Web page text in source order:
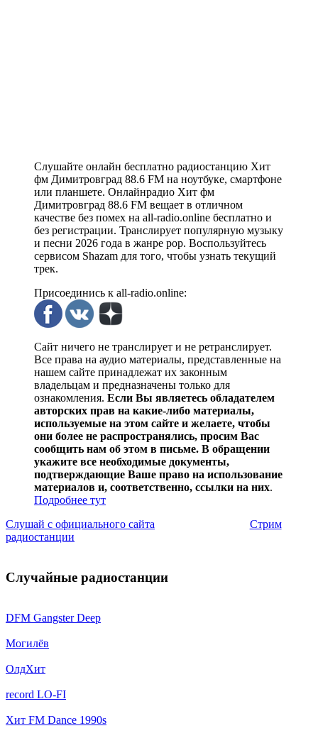
Слушайте онлайн бесплатно радиостанцию Хит
фм Димитровград 88.6 FM на ноутбуке, смартфоне
или планшете. Онлайнрадио Хит фм
Димитровград 88.6 FM вещает в отличном
качестве без помех на all-radio.online бесплатно и
без регистрации. Транслирует популярную музыку
и песни 2026 года в жанре pop. Воспользуйтесь
сервисом Shazam для того, чтобы узнать текущий
трек.
Присоединись к all-radio.online:
Сайт ничего не транслирует и не ретранслирует.
Все права на аудио материалы, представленные на
нашем сайте принадлежат их законным
владельцам и предназначены только для
ознакомления. Если Вы являетесь обладателем
авторских прав на какие-либо материалы,
используемые на этом сайте и желаете, чтобы
они более не распространялись, просим Вас
сообщить нам об этом в письме. В обращении
укажите все необходимые документы,
подтверждающие Ваше право на использование
материалов и, соответственно, ссылки на них.
Подробнее тут
Слушай с официального сайта
Стрим
радиостанции
Случайные радиостанции
DFM Gangster Deep
Могилёв
ОлдХит
record LO-FI
Хит FM Dance 1990s